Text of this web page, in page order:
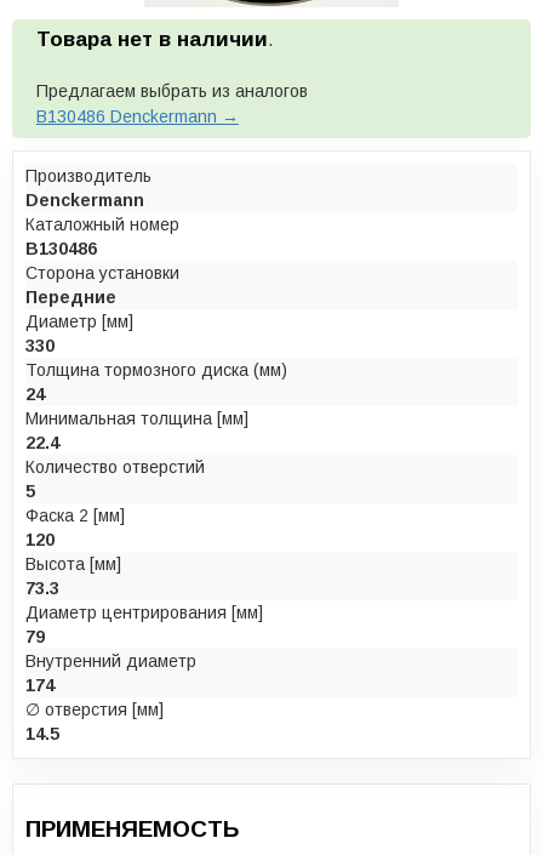
Товара нет в наличии.
Предлагаем выбрать из аналогов
B130486 Denckermann →
Производитель
Denckermann
Каталожный номер
B130486
Сторона установки
Передние
Диаметр [мм]
330
Толщина тормозного диска (мм)
24
Минимальная толщина [мм]
22.4
Количество отверстий
5
Фаска 2 [мм]
120
Высота [мм]
73.3
Диаметр центрирования [мм]
79
Внутренний диаметр
174
∅ отверстия [мм]
14.5
ПРИМЕНЯЕМОСТЬ